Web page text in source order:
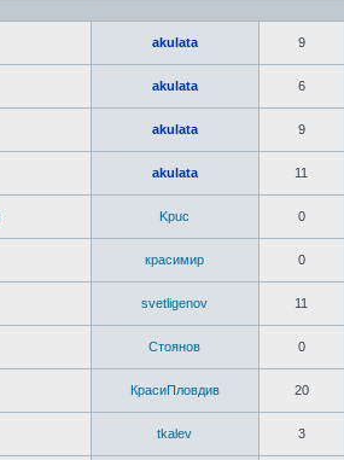
akulata 9
akulata 6
akulata 9
akulata 11
Kpuc 0
красимир 0
svetligenov 11
Стоянов 0
КрасиПловдив 20
tkalev 3